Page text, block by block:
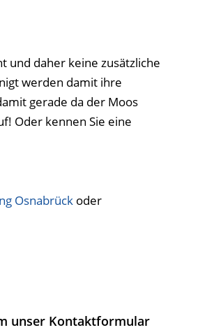
und daher keine zusätzliche
werden damit ihre
gerade da der Moos
Oder kennen Sie eine
Osnabrück oder
unser Kontaktformular